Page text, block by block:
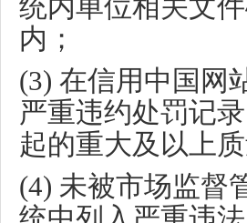
统内单位相关文
内；
(3) 在信用中国网
严重违约处罚记
起的重大及以上
(4) 未被市场监督